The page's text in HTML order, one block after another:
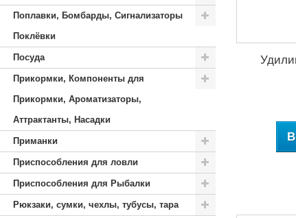
Поплавки, Бомбарды, Сигнализаторы
Поклёвки
Посуда
Прикормки, Компоненты для
Прикормки, Ароматизаторы,
Аттрактанты, Насадки
Приманки
Приспособления для ловли
Приспособления для Рыбалки
Рюкзаки, сумки, чехлы, тубусы, тара